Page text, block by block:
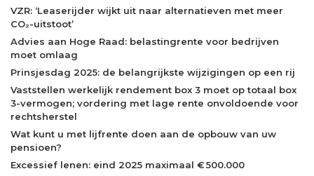
VZR: ‘Leaserijder wijkt uit naar alternatieven met meer
CO₂-uitstoot’
Advies aan Hoge Raad: belastingrente voor bedrijven
moet omlaag
Prinsjesdag 2025: de belangrijkste wijzigingen op een rij
Vaststellen werkelijk rendement box 3 moet op totaal box
3-vermogen; vordering met lage rente onvoldoende voor
rechtsherstel
Wat kunt u met lijfrente doen aan de opbouw van uw
pensioen?
Excessief lenen: eind 2025 maximaal € 500.000